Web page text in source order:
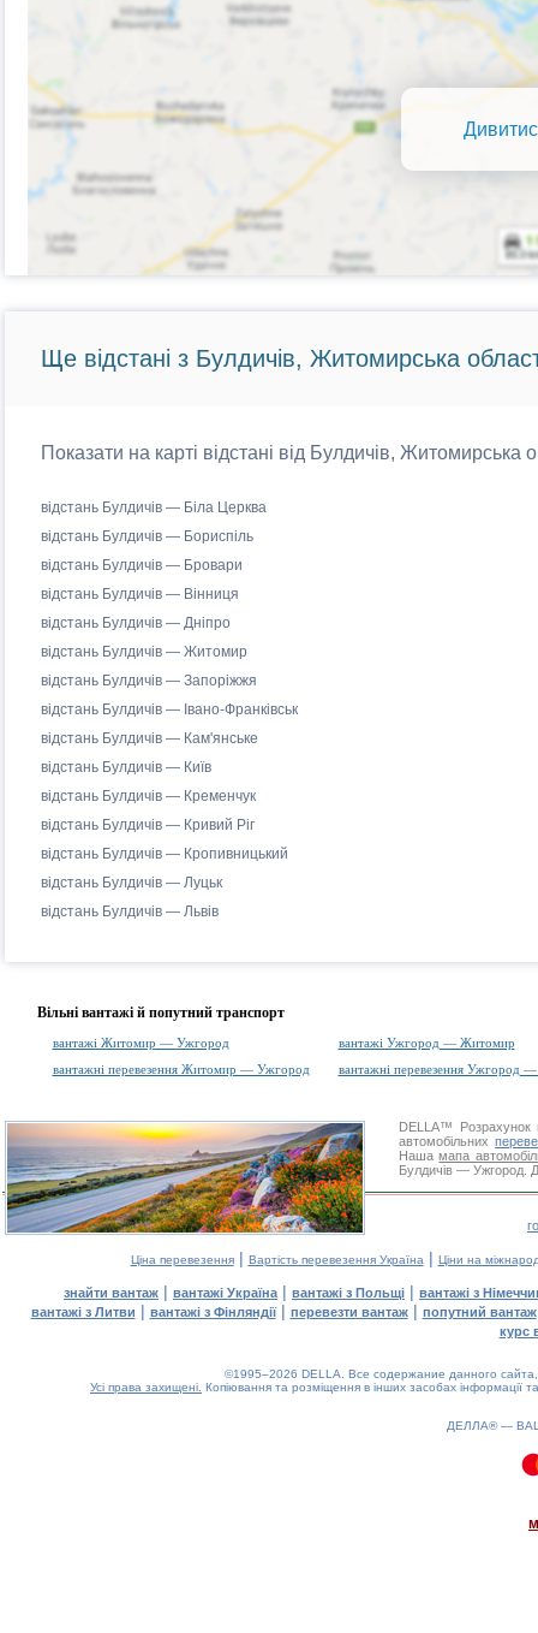
Ще відстані з Булдичів, Житомирська
Показати на карті відстані від Булдичів, Житомирська
відстань Булдичів — Біла Церква
відстань Булдичів — Бориспіль
відстань Булдичів — Бровари
відстань Булдичів — Вінниця
відстань Булдичів — Дніпро
відстань Булдичів — Житомир
відстань Булдичів — Запоріжжя
відстань Булдичів — Івано-Франківськ
відстань Булдичів — Кам'янське
відстань Булдичів — Київ
відстань Булдичів — Кременчук
відстань Булдичів — Кривий Ріг
відстань Булдичів — Кропивницький
відстань Булдичів — Луцьк
відстань Булдичів — Львів
Вільні вантажі й попутний транспорт
вантажі Житомир — Ужгород
вантажі Ужгород — Житомир
вантажні перевезення Житомир — Ужгород
вантажні перевезення Ужгород
DELLA™
Розрахунок
автомобільних
Нашамапа
Булдичів — Ужгород.
Ціна перевезення| Вартість перевезення Україна | Ціни на
знайти вантаж | вантажі Україна | вантажі з Польщі | вантажі з
вантажі з Литви | вантажі з Фінляндії| перевезти вантаж| попутний вантаж
курс
©1995–2026 DELLA. Все содержание данного
Усі права захищені. Копіювання та розміщення в інших засобах інформації
ДЕЛЛА® —